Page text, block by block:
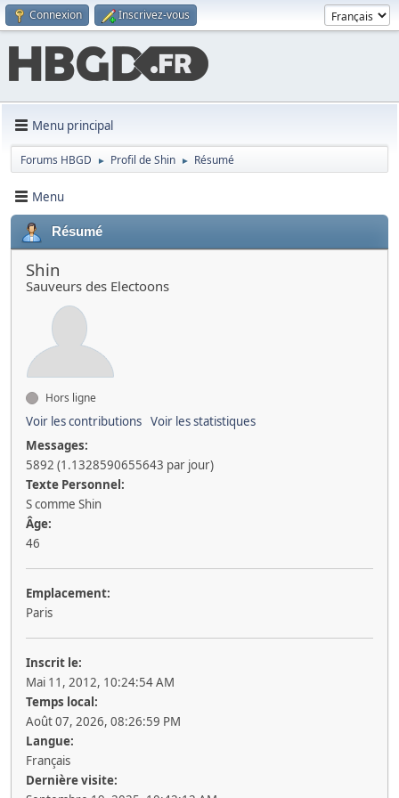
Connexion Inscrivez-vous
Menu principal
Forums HBGD ► Profil de Shin ► Résumé
Menu
Résumé
Shin
Sauveurs des Electoons
Hors ligne
Voir les contributions Voir les statistiques
Messages:
5892 (1.1328590655643 par jour)
Texte Personnel:
S comme Shin
Âge:
46
Emplacement:
Paris
Inscrit le:
Mai 11, 2012, 10:24:54 AM
Temps local:
Août 07, 2026, 08:26:59 PM
Langue:
Français
Dernière visite: